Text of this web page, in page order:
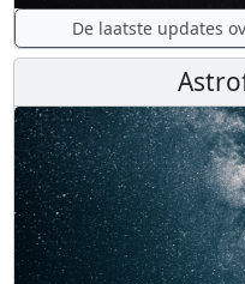
De laatste updates